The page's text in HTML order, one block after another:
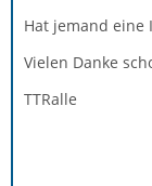
Hat jemand eine
Vielen Danke
TTRalle